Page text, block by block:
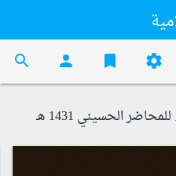
settings
bookmark
person
search
الحسيني 1431 هـ